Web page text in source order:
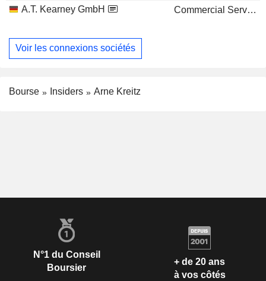
A.T. Kearney GmbH Commercial Services
Voir les connexions sociétés
Bourse Insiders Arne Kreitz
N°1 du Conseil
Boursier
+ de 20 ans
à vos côtés